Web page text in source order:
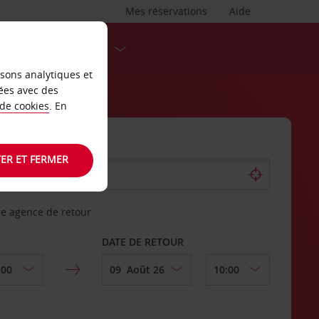
Aide
Mes réservations
agence de retour
DATE DE RETOUR
analytiques et
avec des
cookies. En
ET FERMER